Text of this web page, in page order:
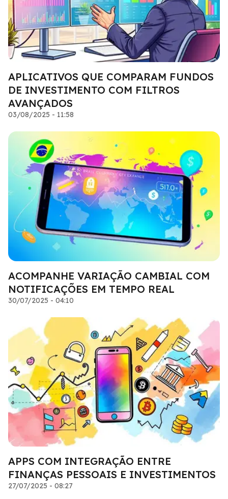
APLICATIVOS QUE COMPARAM FUNDOS
DE INVESTIMENTO COM FILTROS
AVANÇADOS
03/08/2025 - 11:58
ACOMPANHE VARIAÇÃO CAMBIAL COM
NOTIFICAÇÕES EM TEMPO REAL
30/07/2025 - 04:10
APPS COM INTEGRAÇÃO ENTRE
FINANÇAS PESSOAIS E INVESTIMENTOS
27/07/2025 - 08:27